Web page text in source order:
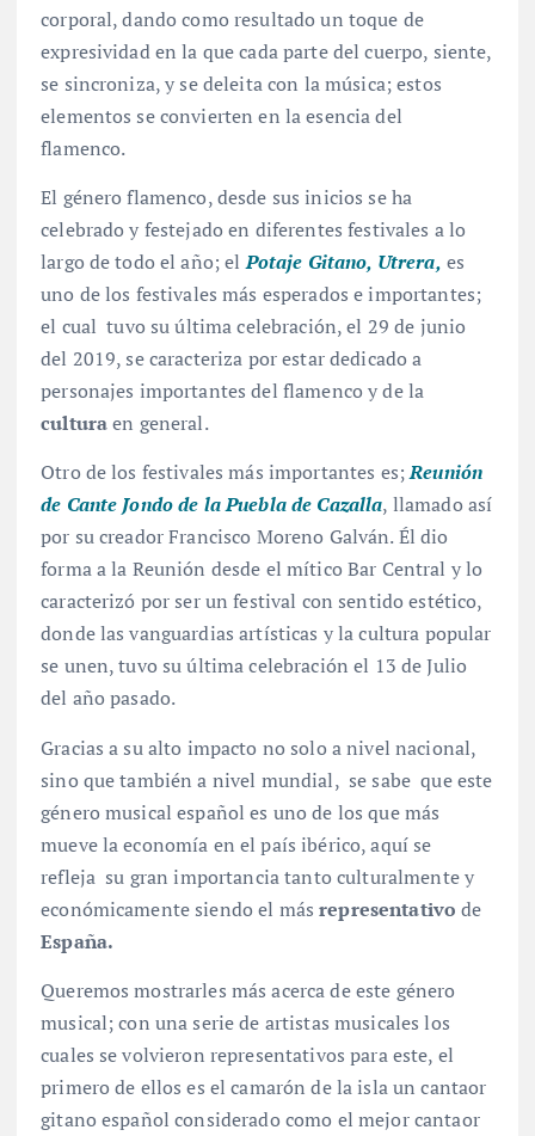
corporal, dando como resultado un toque de
expresividad en la que cada parte del cuerpo, siente,
se sincroniza, y se deleita con la música; estos
elementos se convierten en la esencia del
flamenco.
El género flamenco, desde sus inicios se ha
celebrado y festejado en diferentes festivales a lo
largo de todo el año; elPotaje Gitano, Utrera, es
uno de los festivales más esperados e importantes;
el cual tuvo su última celebración, el 29 de junio
del 2019, se caracteriza por estar dedicado a
personajes importantes del flamenco y de la
culturaen general.
Otro de los festivales más importantes es;Reunión
de Cante Jondo de la Puebla de Cazalla, llamado así
por su creador Francisco Moreno Galván. Él dio
forma a la Reunión desde el mítico Bar Central y lo
caracterizó por ser un festival con sentido estético,
donde las vanguardias artísticas y la cultura popular
se unen, tuvo su última celebración el 13 de Julio
del año pasado.
Gracias a su alto impacto no solo a nivel nacional,
sino que también a nivel mundial, se sabe que este
género musical español es uno de los que más
mueve la economía en el país ibérico, aquí se
refleja su gran importancia tanto culturalmente y
económicamente siendo el másrepresentativo de
España.
Queremos mostrarles más acerca de este género
musical; con una serie de artistas musicales los
cuales se volvieron representativos para este, el
primero de ellos es el camarón de la isla un cantaor
gitano español considerado como el mejor cantaor